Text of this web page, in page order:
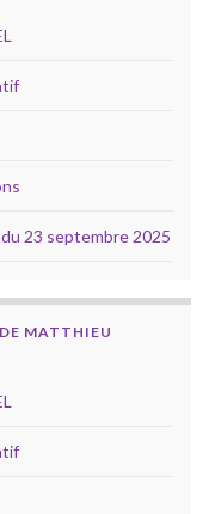
23 septembre 2025
MATTHIEU